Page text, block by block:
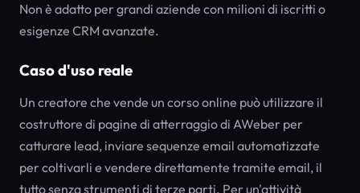
Non è adatto per grandi aziende con milioni di iscritti o
esigenze CRM avanzate.
Caso d'uso reale
Un creatore che vende un corso online può utilizzare il
costruttore di pagine di atterraggio di AWeber per
catturare lead, inviare sequenze email automatizzate
per coltivarli e vendere direttamente tramite email, il
tutto senza strumenti di terze parti. Per un'attività